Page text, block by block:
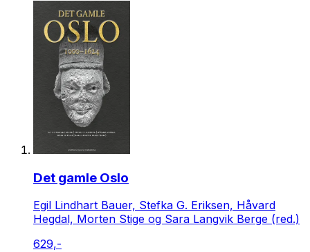
Det gamle Oslo
Egil Lindhart Bauer, Stefka G. Eriksen, Håvard
Hegdal, Morten Stige og Sara Langvik Berge (red.)
629,-